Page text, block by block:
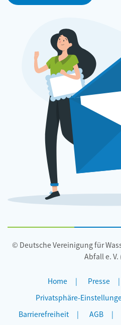
© Deutsche Vereinigung für
Abfall e. V.
Home Presse
Privatsphäre-
Barrierefreiheit
AGB